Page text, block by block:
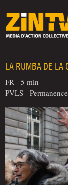
LA RUMBA DE LA
FR - 5 min
PVLS -